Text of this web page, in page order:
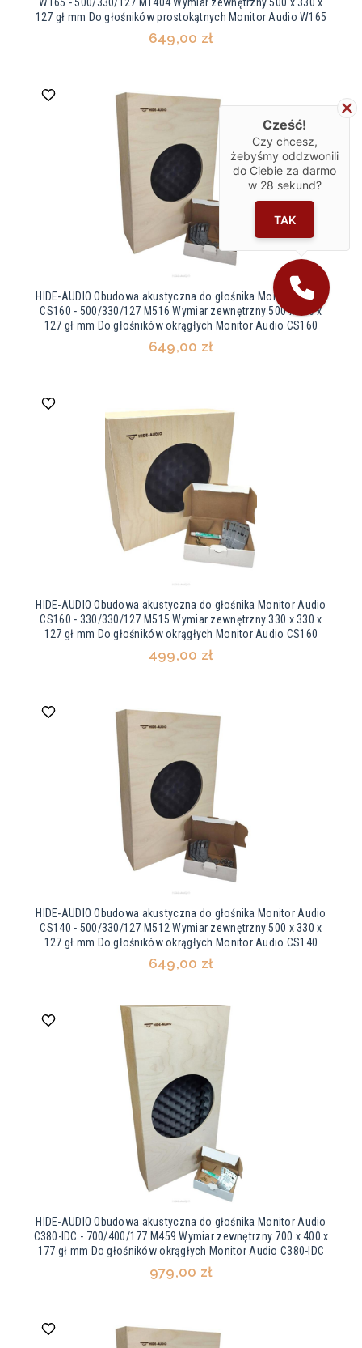
127 gł mm Do głośników prostokątnych Monitor Audio W165
649,00 zł
HIDE-AUDIO Obudowa akustyczna do głośnika Monitor Audio
CS160 - 500/330/127 M516 Wymiar zewnętrzny 500 x 330 x
127 gł mm Do głośników okrągłych Monitor Audio CS160
649,00 zł
HIDE-AUDIO Obudowa akustyczna do głośnika Monitor Audio
CS160 - 330/330/127 M515 Wymiar zewnętrzny 330 x 330 x
127 gł mm Do głośników okrągłych Monitor Audio CS160
499,00 zł
HIDE-AUDIO Obudowa akustyczna do głośnika Monitor Audio
CS140 - 500/330/127 M512 Wymiar zewnętrzny 500 x 330 x
127 gł mm Do głośników okrągłych Monitor Audio CS140
649,00 zł
HIDE-AUDIO Obudowa akustyczna do głośnika Monitor Audio
C380-IDC - 700/400/177 M459 Wymiar zewnętrzny 700 x 400 x
177 gł mm Do głośników okrągłych Monitor Audio C380-IDC
979,00 zł
Cześć!
Czy chcesz,
żebyśmy oddzwonili
do Ciebie za darmo
w 28 sekund?
TAK